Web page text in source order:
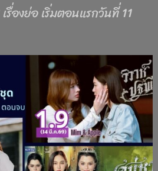
รื่องย่อ เริ่มตอนแรกวันที่ 11